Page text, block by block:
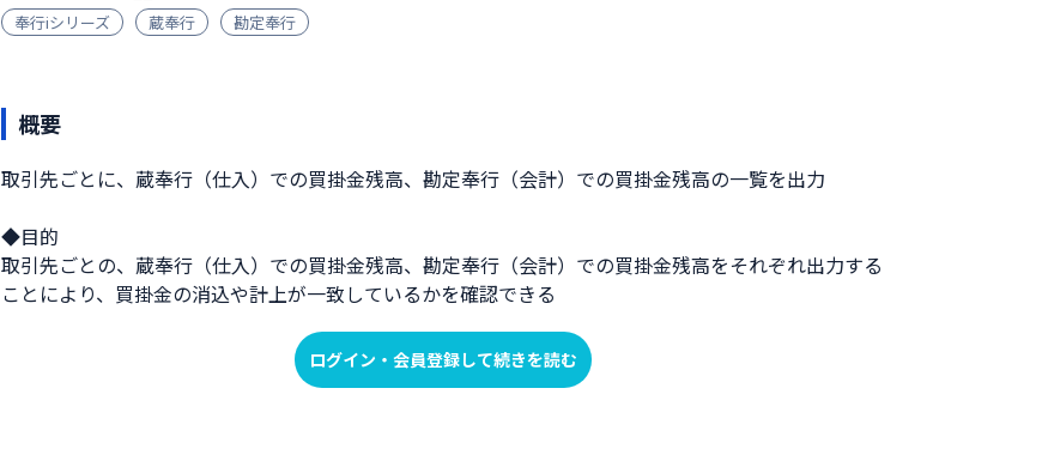
奉行iシリーズ
蔵奉行 勘定奉行
概要
取引先ごとに、蔵奉行（仕入）での買掛金残高、勘定奉行（会計）での買掛金残高の一覧を出力
◆目的
取引先ごとの、蔵奉行（仕入）での買掛金残高、勘定奉行（会計）での買掛金残高をそれぞれ出力する
ことにより、買掛金の消込や計上が一致しているかを確認できる
ログイン・会員登録して続きを読む